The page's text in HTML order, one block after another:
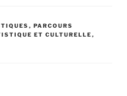
, PARCOURS
ET CULTURELLE ,